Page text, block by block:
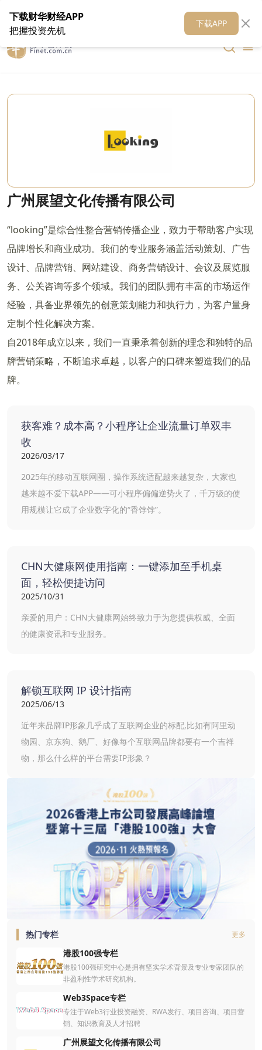
在线客服 关于我们 财华媒体矩阵 财华智库
广州展望文化传播有限公司
“looking”是综合性整合营销传播企业，致力于帮助客户实现
品牌增长和商业成功。我们的专业服务涵盖活动策划、广告
设计、品牌营销、网站建设、商务营销设计、会议及展览服
务、公关咨询等多个领域。我们的团队拥有丰富的市场运作
经验，具备业界领先的创意策划能力和执行力，为客户量身
定制个性化解决方案。
自2018年成立以来，我们一直秉承着创新的理念和独特的品
牌营销策略，不断追求卓越，以客户的口碑来塑造我们的品
牌。
获客难？成本高？小程序让企业流量订单双丰
收
2026/03/17
2025年的移动互联网圈，操作系统适配越来越复杂，大家也
越来越不爱下载APP——可小程序偏偏逆势火了，千万级的使
用规模让它成了企业数字化的“香饽饽”。
CHN大健康网使用指南：一键添加至手机桌
面，轻松便捷访问
2025/10/31
亲爱的用户：CHN大健康网始终致力于为您提供权威、全面
的健康资讯和专业服务。
解锁互联网 IP 设计指南
2025/06/13
近年来品牌IP形象几乎成了互联网企业的标配,比如有阿里动
物园、京东狗、鹅厂、好像每个互联网品牌都要有一个吉祥
物，那么什么样的平台需要IP形象？
热门专栏 更多
港股100强专栏
港股100强研究中心是拥有坚实学术背景及专业专家团队的
非盈利性学术研究机构。
Web3Space专栏
专注于Web3行业投资融资、RWA发行、项目咨询、项目营
销、知识教育及人才招聘
广州展望文化传播有限公司
下载财华财经APP
把握投资先机
下载APP